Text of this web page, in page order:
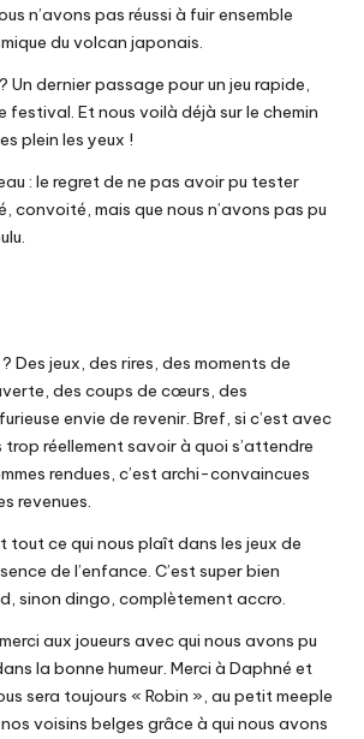
n’avons pas réussi à fuir ensemble
du volcan japonais.
Un dernier passage pour un jeu rapide,
festival. Et nous voilà déjà sur le chemin
plein les yeux !
: le regret de ne pas avoir pu tester
convoité, mais que nous n’avons pas pu
Des jeux, des rires, des moments de
des coups de cœurs, des
envie de revenir. Bref, si c’est avec
réellement savoir à quoi s’attendre
rendues, c’est archi-convaincues
revenues.
tout ce qui nous plaît dans les jeux de
de l’enfance. C’est super bien
sinon dingo, complètement accro.
aux joueurs avec qui nous avons pu
la bonne humeur. Merci à Daphné et
sera toujours « Robin », au petit meeple
voisins belges grâce à qui nous avons